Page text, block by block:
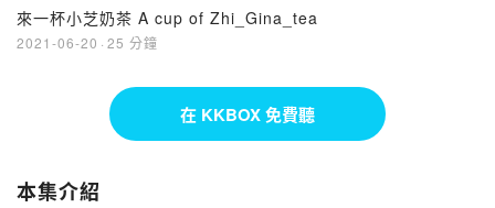
來一杯小芝奶茶 A cup of Zhi_Gina_tea
2021-06-20 · 25 分鐘
在 KKBOX 免費聽
本集介紹